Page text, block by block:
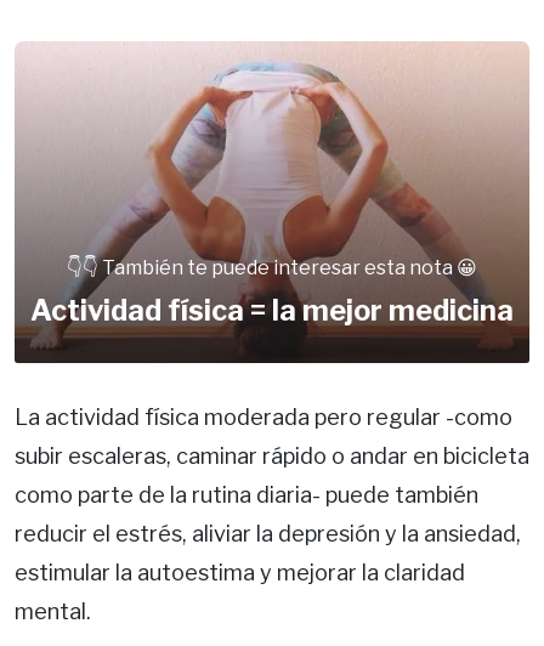
👇👇 También te puede interesar esta nota 😀
Actividad física = la mejor medicina
La actividad física moderada pero regular -como
subir escaleras, caminar rápido o andar en bicicleta
como parte de la rutina diaria- puede también
reducir el estrés, aliviar la depresión y la ansiedad,
estimular la autoestima y mejorar la claridad
mental.